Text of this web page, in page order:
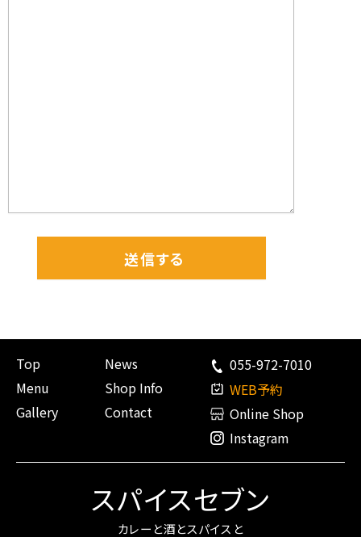
Top
Menu
Gallery
News
Shop Info
Contact
055-972-7010
WEB予約
Online Shop
Instagram
スパイスセブン
カレーと酒とスパイスと